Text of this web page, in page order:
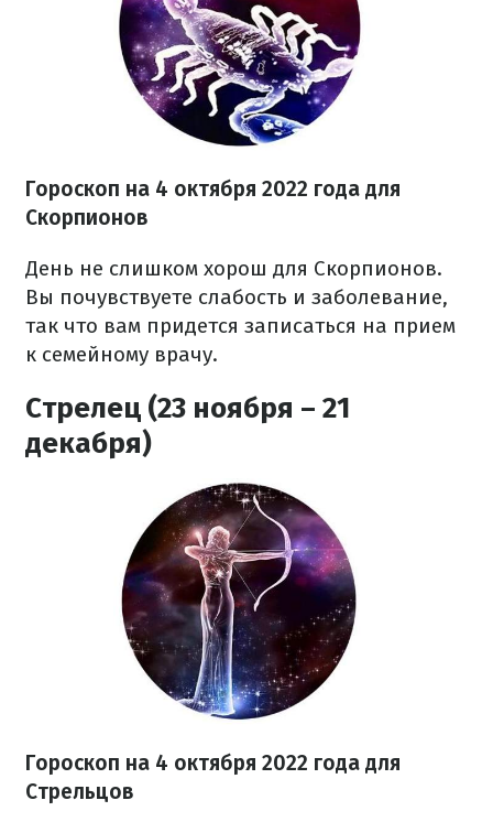
Гороскоп на 4 октября 2022 года для
Скорпионов
День не слишком хорош для Скорпионов.
Вы почувствуете слабость и заболевание,
так что вам придется записаться на прием
к семейному врачу.
Стрелец (23 ноября – 21
декабря)
Гороскоп на 4 октября 2022 года для
Стрельцов